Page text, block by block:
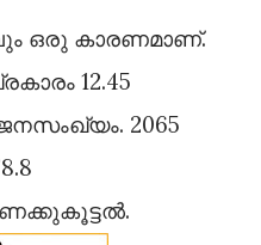
ഒരു കാരണമാണ്.
12.45
2065